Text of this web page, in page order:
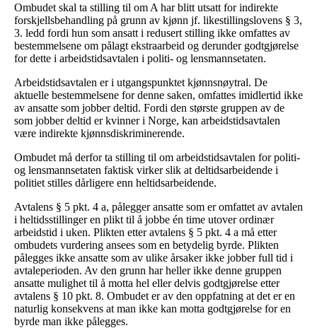
Ombudet skal ta stilling til om A har blitt utsatt for indirekte
forskjellsbehandling på grunn av kjønn jf. likestillingslovens § 3,
3. ledd fordi hun som ansatt i redusert stilling ikke omfattes av
bestemmelsene om pålagt ekstraarbeid og derunder godtgjørelse
for dette i arbeidstidsavtalen i politi- og lensmannsetaten.
Arbeidstidsavtalen er i utgangspunktet kjønnsnøytral. De
aktuelle bestemmelsene for denne saken, omfattes imidlertid ikke
av ansatte som jobber deltid. Fordi den største gruppen av de
som jobber deltid er kvinner i Norge, kan arbeidstidsavtalen
være indirekte kjønnsdiskriminerende.
Ombudet må derfor ta stilling til om arbeidstidsavtalen for politi-
og lensmannsetaten faktisk virker slik at deltidsarbeidende i
politiet stilles dårligere enn heltidsarbeidende.
Avtalens § 5 pkt. 4 a, pålegger ansatte som er omfattet av avtalen
i heltidsstillinger en plikt til å jobbe én time utover ordinær
arbeidstid i uken. Plikten etter avtalens § 5 pkt. 4 a må etter
ombudets vurdering ansees som en betydelig byrde. Plikten
pålegges ikke ansatte som av ulike årsaker ikke jobber full tid i
avtaleperioden. Av den grunn har heller ikke denne gruppen
ansatte mulighet til å motta hel eller delvis godtgjørelse etter
avtalens § 10 pkt. 8. Ombudet er av den oppfatning at det er en
naturlig konsekvens at man ikke kan motta godtgjørelse for en
byrde man ikke pålegges.